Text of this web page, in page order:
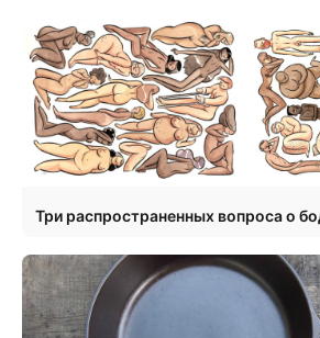
Три распространенных вопроса о